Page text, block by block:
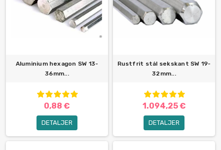
Aluminium hexagon SW 13-
36mm...
0,88 €
DETALJER
Rustfrit stål sekskant SW 19-
32mm...
1.094,25 €
DETALJER